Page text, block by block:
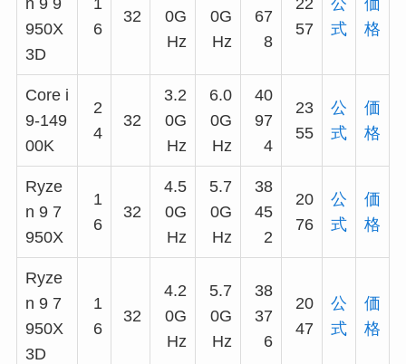
950X
3D
6
32
0G
Hz
0G
Hz
67
8
57
式
格
Core i
9-149
00K
2
4
32
3.2
0G
Hz
6.0
0G
Hz
40
97
4
23
55
公
式
価
格
Ryze
n 9 7
950X
1
6
32
4.5
0G
Hz
5.7
0G
Hz
38
45
2
20
76
公
式
価
格
Ryze
n 9 7
950X
3D
1
6
32
4.2
0G
Hz
5.7
0G
Hz
38
37
6
20
47
公
式
価
格